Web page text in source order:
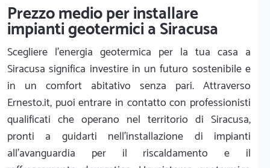
Prezzo medio per installare
impianti geotermici a Siracusa
Scegliere l'energia geotermica per la tua casa a
Siracusa significa investire in un futuro sostenibile e
in un comfort abitativo senza pari. Attraverso
Ernesto.it, puoi entrare in contatto con professionisti
qualificati che operano nel territorio di Siracusa,
pronti a guidarti nell'installazione di impianti
all'avanguardia per il riscaldamento e il